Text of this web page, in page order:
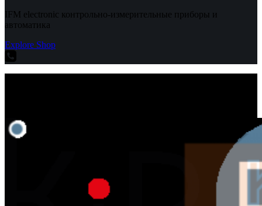
IFM electronic контрольно-измерительные приборы и
автоматика
Explore Shop